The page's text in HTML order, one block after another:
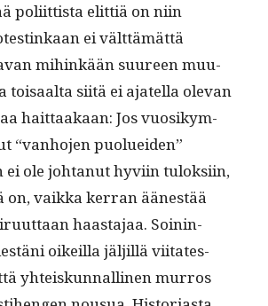
poli­it­tista elit­tiä on niin
ei vält­tämät­tä
mihinkään suureen muu­
toisaal­ta siitä ei ajatel­la ole­van
hait­taakaan: Jos vuosikym­
“van­ho­jen puoluei­den”
ei ole johtanut hyvi­in tulok­si­in,
on, vaik­ka ker­ran äänestää
haas­ta­jaa. Soin­in­
oikeil­la jäljil­lä viitates­
yhteiskun­nalli­nen mur­ros